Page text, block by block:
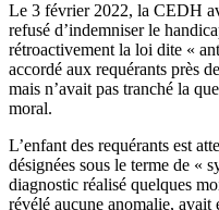
Le 3 février 2022, la CEDH
refusé d’indemniser le
rétroactivement la loi dite «
accordé aux requérants près
mais n’avait pas tranché la
moral.
L’enfant des requérants est
désignées sous le terme de
diagnostic réalisé quelques
révélé aucune anomalie,